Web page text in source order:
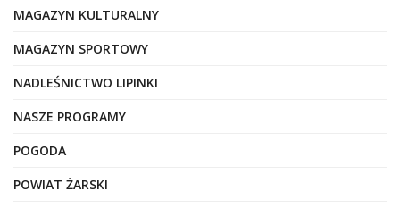
MAGAZYN KULTURALNY
MAGAZYN SPORTOWY
NADLEŚNICTWO LIPINKI
NASZE PROGRAMY
POGODA
POWIAT ŻARSKI